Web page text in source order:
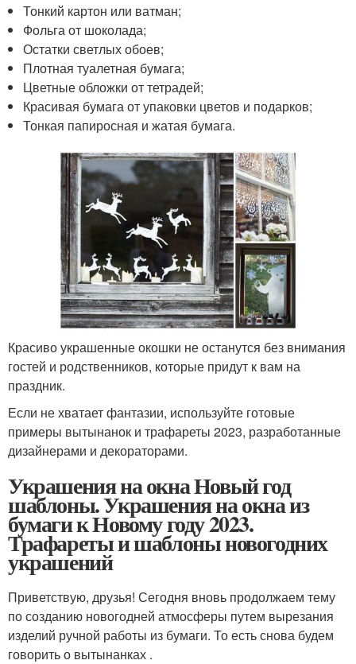
Тонкий картон или ватман;
Фольга от шоколада;
Остатки светлых обоев;
Плотная туалетная бумага;
Цветные обложки от тетрадей;
Красивая бумага от упаковки цветов и подарков;
Тонкая папиросная и жатая бумага.
Красиво украшенные окошки не останутся без внимания
гостей и родственников, которые придут к вам на
праздник.
Если не хватает фантазии, используйте готовые
примеры вытынанок и трафареты 2023, разработанные
дизайнерами и декораторами.
Украшения на окна Новый год
шаблоны. Украшения на окна из
бумаги к Новому году 2023.
Трафареты и шаблоны новогодних
украшений
Приветствую, друзья! Сегодня вновь продолжаем тему
по созданию новогодней атмосферы путем вырезания
изделий ручной работы из бумаги. То есть снова будем
говорить о вытынанках .